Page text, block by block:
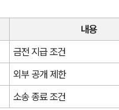
내용
금전 지급 조건
외부 공개 제한
소송 종료 조건